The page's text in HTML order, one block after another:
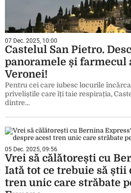
07 Dec. 2025, 10:00
Castelul San Pietro.
panoramele și farmecul
Veronei!
Pentru cei care iubesc locurile
priveliștile care îți taie respirația,
dintre…
05 Dec. 2025, 09:56
Vrei să călătorești cu
Iată tot ce trebuie să știi
tren unic care străbate